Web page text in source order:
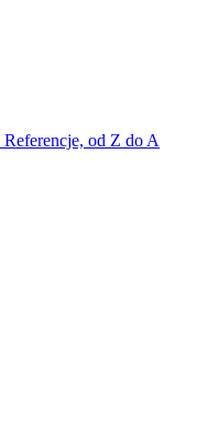
Referencje, od Z do A